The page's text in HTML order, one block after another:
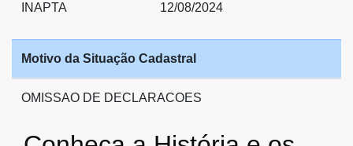
INAPTA 12/08/2024
Motivo da Situação Cadastral
OMISSAO DE DECLARACOES